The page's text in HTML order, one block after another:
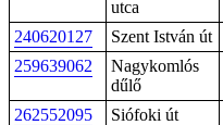
utca
240620127 Szent István út
259639062
Nagykomlós
dűlő
262552095 Siófoki út